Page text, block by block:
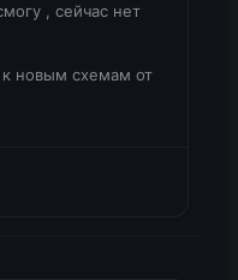
, сейчас нет
к новым схемам от